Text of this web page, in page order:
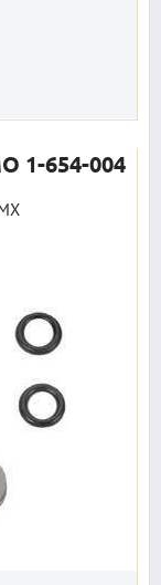
1-654-004